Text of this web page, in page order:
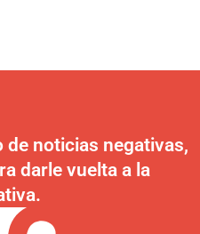
de noticias negativas,
darle vuelta a la